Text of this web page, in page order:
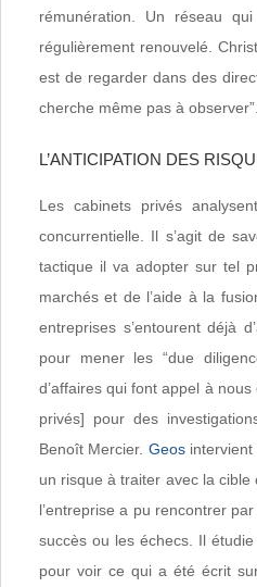
rémunération. Un réseau
régulièrement renouvelé.
est de regarder dans des
cherche même pas à observer”.
L’ANTICIPATION DES
Les cabinets privés
concurrentielle. Il s’agit de
tactique il va adopter sur tel
marchés et de l’aide à la
entreprises s’entourent déjà
pour mener les “due
d’affaires qui font appel à
privés] pour des
Benoît Mercier. Geosintervient
un risque à traiter avec la
l’entreprise a pu rencontrer
succès ou les échecs. Il
pour voir ce qui a été écrit